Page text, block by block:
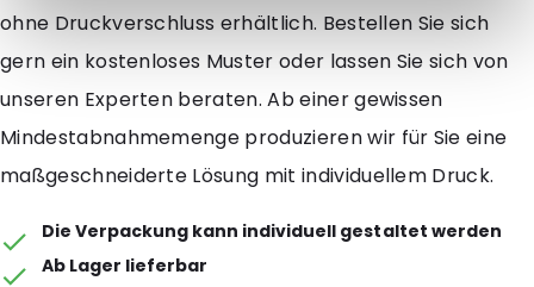
ohne Druckverschluss erhältlich. Bestellen Sie sich
gern ein kostenloses Muster oder lassen Sie sich von
unseren Experten beraten. Ab einer gewissen
Mindestabnahmemenge produzieren wir für Sie eine
maßgeschneiderte Lösung mit individuellem Druck.
Die Verpackung kann individuell gestaltet werden
Ab Lager lieferbar